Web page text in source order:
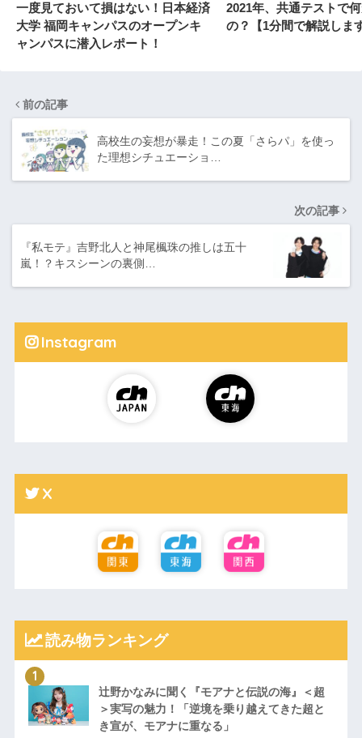
一度見ておいて損はない！日本経済
大学 福岡キャンパスのオープンキ
ャンパスに潜入レポート！
2021年、共通テストで
の？【1分間で解説しま
前の記事
高校生の妄想が暴走！この夏「さらパ」を使っ
た理想シチュエーショ…
次の記事
『私モテ』吉野北人と神尾楓珠の推しは五十
嵐！？キスシーンの裏側…
Instagram
X
読み物ランキング
辻野かなみに聞く『モアナと伝説の海』＜超
＞実写の魅力！「逆境を乗り越えてきた超と
き宣が、モアナに重なる」